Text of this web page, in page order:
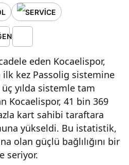
eden Kocaelispor,
ilk kez Passolig sistemine
yılda sistemle tam
Kocaelispor, 41 bin 369
kart sahibi taraftara
yükseldi. Bu istatistik,
olan güçlü bağlılığını bir
seriyor.